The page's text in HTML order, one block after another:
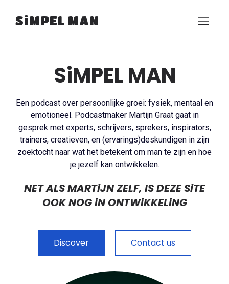
SiMPEL MAN
SiMPEL MAN
Een podcast over persoonlijke groei: fysiek, mentaal en
emotioneel. Podcastmaker Martijn Graat gaat in
gesprek met experts, schrijvers, sprekers, inspirators,
trainers, creatieven, en (ervarings)deskundigen in zijn
zoektocht naar wat het betekent om man te zijn en hoe
je jezelf kan ontwikkelen.
NET ALS MARTiJN ZELF, IS DEZE SiTE
OOK NOG iN ONTWiKKELiNG
Discover Contact us